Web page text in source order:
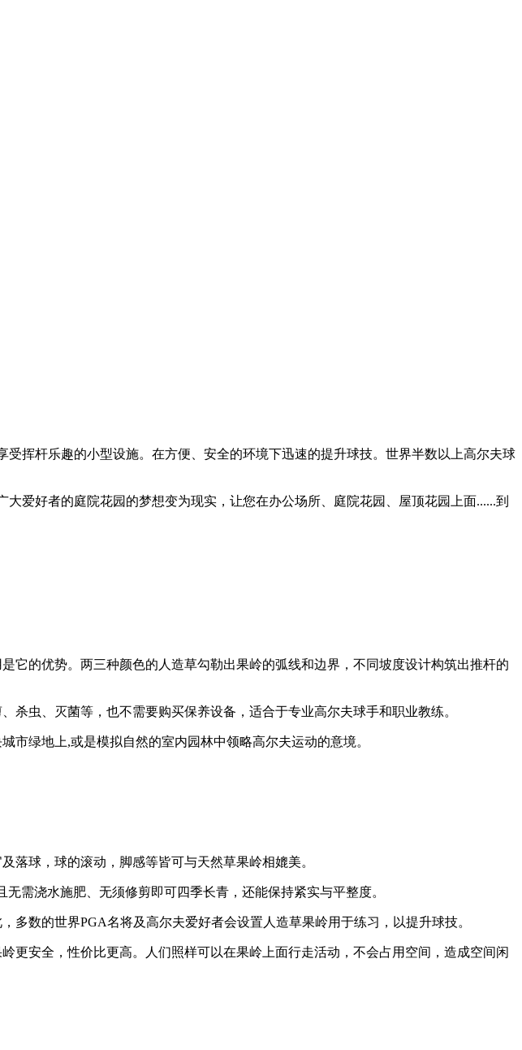
挥杆乐趣的小型设施。在方便、安全的环境下迅速的提升球技。世界半数以上高尔夫球
爱好者的庭院花园的梦想变为现实，让您在办公场所、庭院花园、屋顶花园上面......到
它的优势。两三种颜色的人造草勾勒出果岭的弧线和边界，不同坡度设计构筑出推杆的
虫、灭菌等，也不需要购买保养设备，适合于专业高尔夫球手和职业教练。
市绿地上,或是模拟自然的室内园林中领略高尔夫运动的意境。
落球，球的滚动，脚感等皆可与天然草果岭相媲美。
需浇水施肥、无须修剪即可四季长青，还能保持紧实与平整度。
多数的世界PGA名将及高尔夫爱好者会设置人造草果岭用于练习，以提升球技。
更安全，性价比更高。人们照样可以在果岭上面行走活动，不会占用空间，造成空间闲